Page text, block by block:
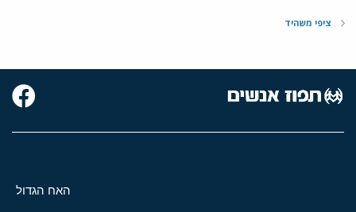
ציפי משהיד
האח הגדול